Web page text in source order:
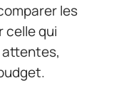
les
celle qui
attentes,